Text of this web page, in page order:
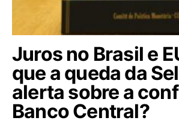
Juros no Brasil e
que a queda da
alerta sobre a
Banco Central?